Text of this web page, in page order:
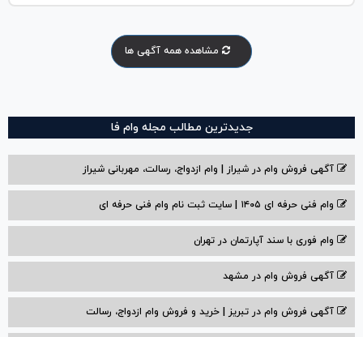
مشاهده همه آگهی ها
جدیدترین مطالب مجله وام فا
آگهی فروش وام در شیراز | وام ازدواج، رسالت، مهربانی شیراز
وام فنی حرفه ای ۱۴۰۵ | سایت ثبت نام وام فنی حرفه ای
وام فوری با سند آپارتمان در تهران
آگهی فروش وام در مشهد
آگهی فروش وام در تبریز | خرید و فروش وام ازدواج، رسالت